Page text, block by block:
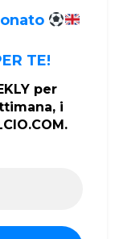
TE!
per
i